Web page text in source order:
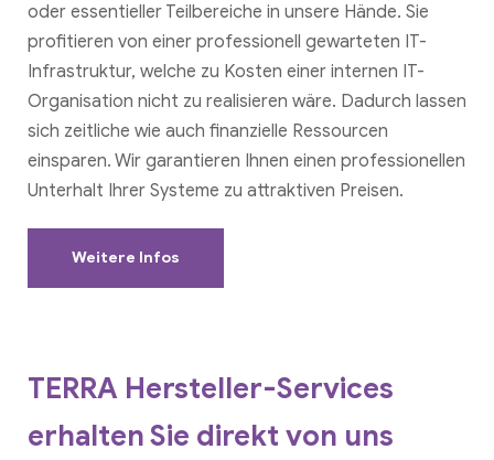
oder essentieller Teilbereiche in unsere Hände. Sie
profitieren von einer professionell gewarteten IT-
Infrastruktur, welche zu Kosten einer internen IT-
Organisation nicht zu realisieren wäre. Dadurch lassen
sich zeitliche wie auch finanzielle Ressourcen
einsparen. Wir garantieren Ihnen einen professionellen
Unterhalt Ihrer Systeme zu attraktiven Preisen.
Weitere Infos
TERRA Hersteller-Services
erhalten Sie direkt von uns